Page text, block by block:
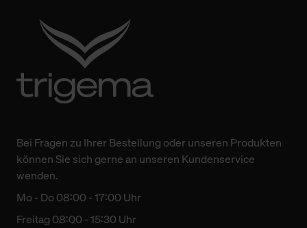
Bei Fragen zu Ihrer Bestellung oder unseren Produkten
können Sie sich gerne an unseren Kundenservice
wenden.
Mo - Do 08:00 - 17:00 Uhr
Freitag 08:00 - 15:30 Uhr